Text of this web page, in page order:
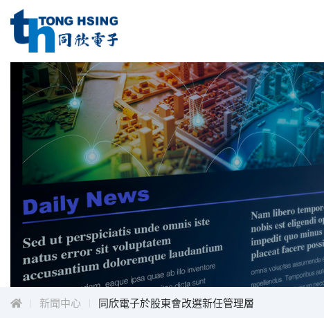
同
欣
電
子
業
股
份
有
限
公
司
子
工
業
股
份
有
限
司
Menu
新聞中心 同欣電子於股東會改選新任管理層